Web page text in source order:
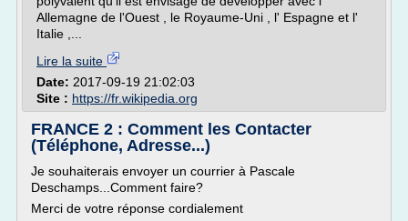
Allemagne de l'Ouest , le Royaume-Uni , l' Espagne et l'
Italie ,...
Lire la suite
Date: 2017-09-19 21:02:03
Site : https://fr.wikipedia.org
FRANCE 2 : Comment les Contacter
(Téléphone, Adresse...)
Je souhaiterais envoyer un courrier à Pascale
Deschamps...Comment faire?
Merci de votre réponse cordialement